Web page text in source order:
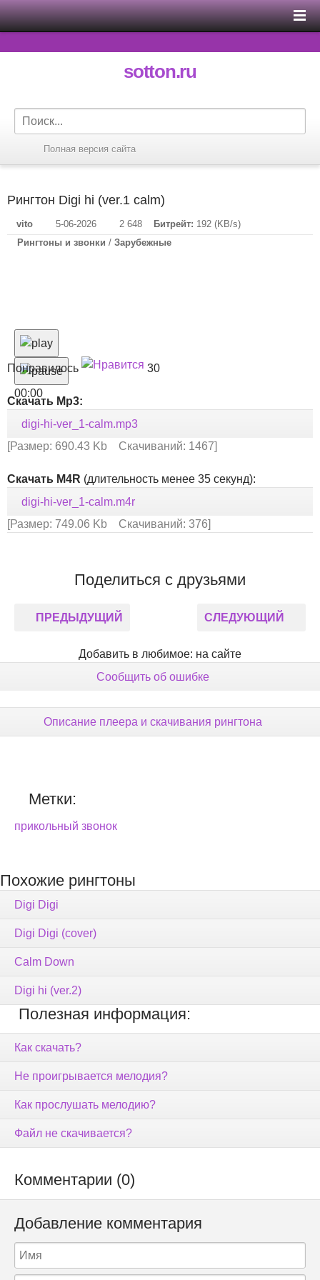
sotton.ru
Полная версия сайта
Рингтон Digi hi (ver.1 calm)
vito 5-06-2026 2 648 Битрейт: 192 (KB/s)
Рингтоны и звонки / Зарубежные
00:00
Понравилось 30
Скачать Mp3:
digi-hi-ver_1-calm.mp3
[Размер: 690.43 Kb Скачиваний: 1467]
Скачать M4R (длительность менее 35 секунд):
digi-hi-ver_1-calm.m4r
[Размер: 749.06 Kb Скачиваний: 376]
Поделиться с друзьями
ПРЕДЫДУЩИЙ СЛЕДУЮЩИЙ
Добавить в любимое: на сайте
Сообщить об ошибке
Описание плеера и скачивания рингтона
Метки:
прикольный звонок
Похожие рингтоны
Digi Digi
Digi Digi (cover)
Calm Down
Digi hi (ver.2)
Полезная информация:
Как скачать?
Не проигрывается мелодия?
Как прослушать мелодию?
Файл не скачивается?
Комментарии (0)
Добавление комментария